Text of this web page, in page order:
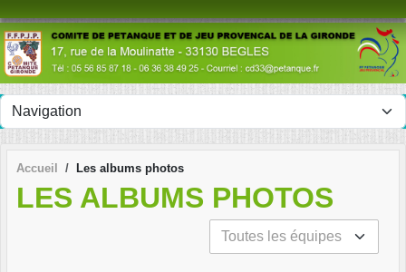
Accueil Les albums photos
LES ALBUMS PHOTOS